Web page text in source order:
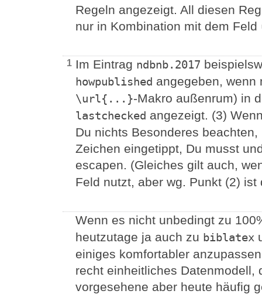
Regeln angezeigt. All diesen
nur in Kombination mit dem Feld
1 Im Eintrag ndbnb.2017
howpublished angegeben, wenn
\url{...}-Makro außenrum) in
lastchecked angezeigt. (3)
Du nichts Besonderes
Zeichen eingetippt, Du musst
escapen. (Gleiches gilt auch,
Feld nutzt, aber wg. Punkt (2)
Wenn es nicht unbedingt zu
heutzutage ja auch zu biblatex
einiges komfortabler
recht einheitliches Datenmodell,
vorgesehene aber heute häufig